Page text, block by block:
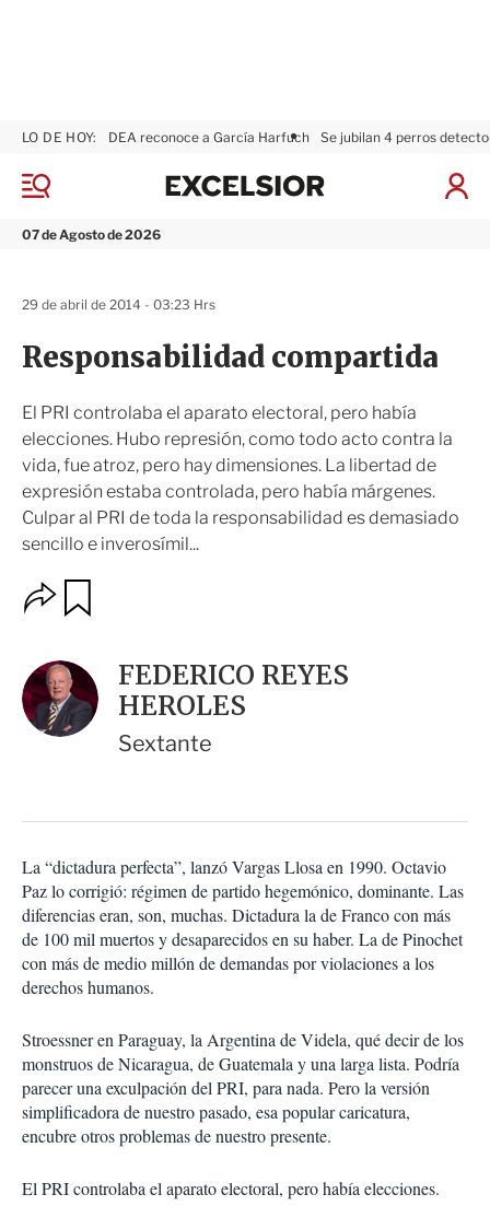
M
n
07 de Agosto de 2026
LO DE HOY: DEA reconoce a García Harfuch Se jubilan 4 perros
I
x
Responsabilidad compartida
El PRI controlaba el aparato electoral, pero había
elecciones. Hubo represión, como todo acto contra la
vida, fue atroz, pero hay dimensiones. La libertad de
expresión estaba controlada, pero había márgenes.
Culpar al PRI de toda la responsabilidad es demasiado
sencillo e inverosímil...
29 de abril de 2014 - 03:23 Hrs
O
p
o
n
e
s
o
p
a
r
t
i
r
a
r
FEDERICO REYES
HEROLES
Sextante
La “dictadura perfecta”, lanzó Vargas Llosa en 1990. Octavio
Paz lo corrigió: régimen de partido hegemónico, dominante. Las
diferencias eran, son, muchas. Dictadura la de Franco con más
de 100 mil muertos y desaparecidos en su haber. La de Pinochet
con más de medio millón de demandas por violaciones a los
derechos humanos.
Stroessner en Paraguay, la Argentina de Videla, qué decir de los
monstruos de Nicaragua, de Guatemala y una larga lista. Podría
parecer una exculpación del PRI, para nada. Pero la versión
simplificadora de nuestro pasado, esa popular caricatura,
encubre otros problemas de nuestro presente.
El PRI controlaba el aparato electoral, pero había elecciones.